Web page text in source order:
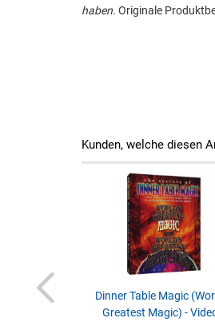
haben. Originale
Kunden, welche diesen
Dinner Table Magic
Greatest Magic) -